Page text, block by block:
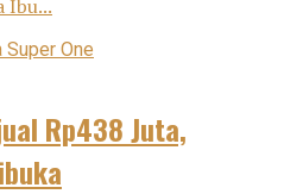
Ibu...
Rp438 Juta,